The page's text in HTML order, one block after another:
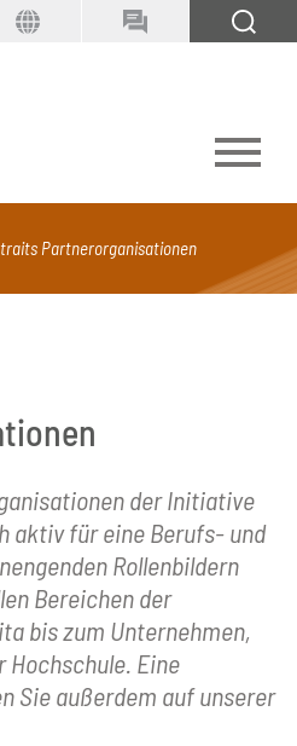
Alle Dokumenttypen
Partnerorganisationen
der Initiative
aktiv für eine Berufs- und
Rollenbildern
Bereichen der
bis zum Unternehmen,
Hochschule. Eine
Sie außerdem auf unserer